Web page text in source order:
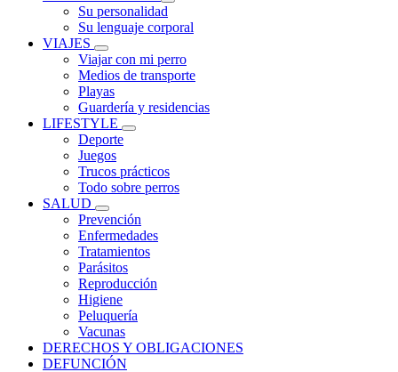
Su personalidad
Su lenguaje corporal
VIAJES
Viajar con mi perro
Medios de transporte
Playas
Guardería y residencias
LIFESTYLE
Deporte
Juegos
Trucos prácticos
Todo sobre perros
SALUD
Prevención
Enfermedades
Tratamientos
Parásitos
Reproducción
Higiene
Peluquería
Vacunas
DERECHOS Y OBLIGACIONES
DEFUNCIÓN